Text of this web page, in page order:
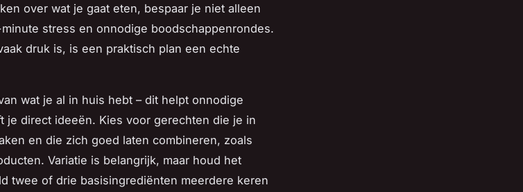
over wat je gaat eten, bespaar je niet alleen
stress en onnodige boodschappenrondes.
druk is, is een praktisch plan een echte
wat je al in huis hebt – dit helpt onnodige
je direct ideeën. Kies voor gerechten die je in
en die zich goed laten combineren, zoals
Variatie is belangrijk, maar houd het
twee of drie basisingrediënten meerdere keren